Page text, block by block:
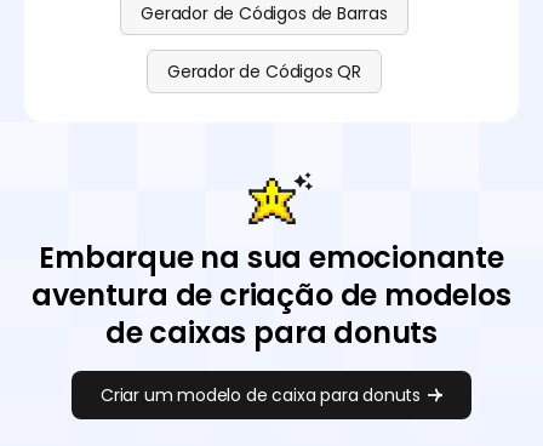
Gerador de Códigos de Barras
Gerador de Códigos QR
Embarque na sua emocionante
aventura de criação de modelos
de caixas para donuts
Criar um modelo de caixa para donuts